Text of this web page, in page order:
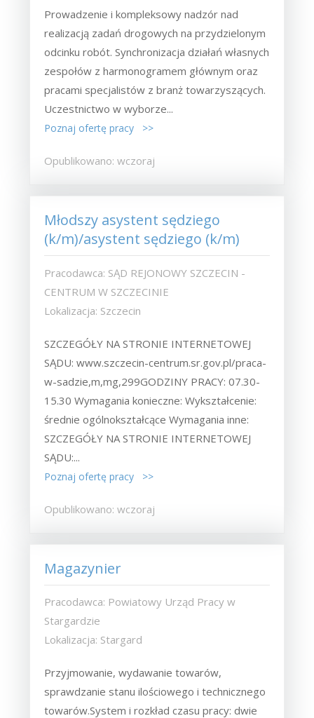
Prowadzenie i kompleksowy nadzór nad
realizacją zadań drogowych na przydzielonym
odcinku robót. Synchronizacja działań własnych
zespołów z harmonogramem głównym oraz
pracami specjalistów z branż towarzyszących.
Uczestnictwo w wyborze...
Poznaj ofertę pracy >>
Opublikowano: wczoraj
Młodszy asystent sędziego
(k/m)/asystent sędziego (k/m)
Pracodawca: SĄD REJONOWY SZCZECIN -
CENTRUM W SZCZECINIE
Lokalizacja: Szczecin
SZCZEGÓŁY NA STRONIE INTERNETOWEJ
SĄDU: www.szczecin-centrum.sr.gov.pl/praca-
w-sadzie,m,mg,299GODZINY PRACY: 07.30-
15.30 Wymagania konieczne: Wykształcenie:
średnie ogólnokształcące Wymagania inne:
SZCZEGÓŁY NA STRONIE INTERNETOWEJ
SĄDU:...
Poznaj ofertę pracy >>
Opublikowano: wczoraj
Magazynier
Pracodawca: Powiatowy Urząd Pracy w
Stargardzie
Lokalizacja: Stargard
Przyjmowanie, wydawanie towarów,
sprawdzanie stanu ilościowego i technicznego
towarów.System i rozkład czasu pracy: dwie